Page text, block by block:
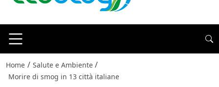
Home / Salute e Ambiente /
Morire di smog in 13 città italiane